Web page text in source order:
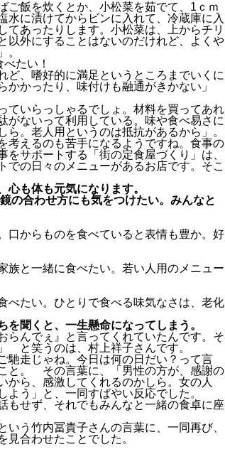
ご飯を炊くとか、小松菜を茹でて、1ｃｍ
水に漬けてからビンに入れて、冷蔵庫に入
てあったりします。小松菜は、上からチリ
以外にすることはないのだけれど、よくや
。
たい！
ど、嗜好的に満足というところまでいくに
かったり、味付けも融通がきかない」
ていらっしゃるでしょ。材料を買ってあれ
がないって利用している。味や食べ易さに
。老人用というのは抵抗があるから」。
えるのも苦手になるようですね。食事の
サポートする「街の定食屋づくり」は、
での日々のメニューがあるお店です。そこ
も体も元気になります。
の合わせ方にも気をつけたい。みんなと
口からものを食べていると表情も豊か。好
族と一緒に食べたい。若い人用のメニュー
べたい。ひとりで食べる味気なさは、老化
聞くと、一生懸命になってしまう。
らんでぇ』と言ってくれていたんです。そ
と笑うのは、村上祥子さんです。
馳走じゃね。今日は何の日だい？って言
と。 その言葉に、「男性の方が、感謝の
ら、感激してくれるのかしら。女の人
う」と、一同すばやい反応でした。
もせず、それでもみんなと一緒の食卓に座
いう竹内冨貴子さんの言葉に、一同再び、
見合わせたことでした。